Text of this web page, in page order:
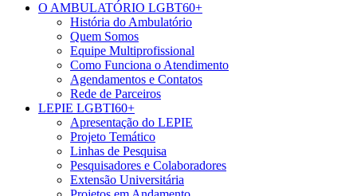
O AMBULATÓRIO LGBT60+
História do Ambulatório
Quem Somos
Equipe Multiprofissional
Como Funciona o Atendimento
Agendamentos e Contatos
Rede de Parceiros
LEPIE LGBTI60+
Apresentação do LEPIE
Projeto Temático
Linhas de Pesquisa
Pesquisadores e Colaboradores
Extensão Universitária